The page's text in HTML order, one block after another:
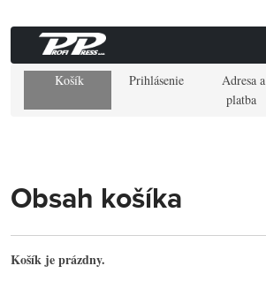
Košík Prihlásenie
Adresa a
platba
Obsah košíka
Košík je prázdny.